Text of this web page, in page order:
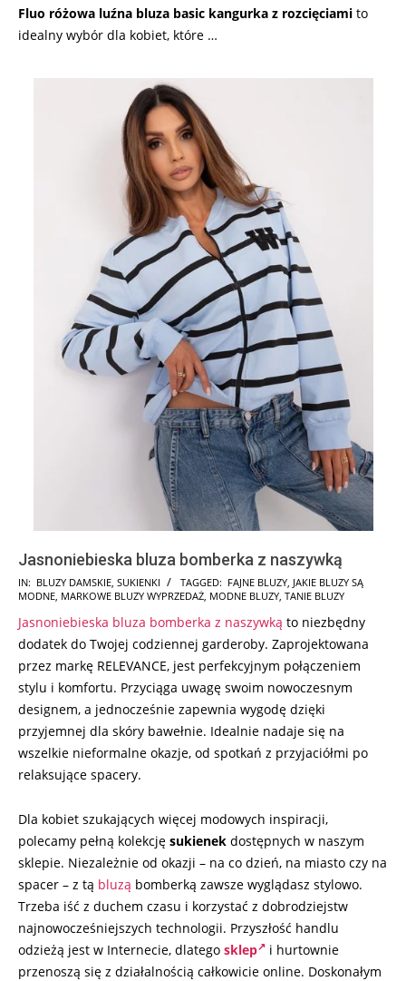
Fluo różowa luźna bluza basic kangurka z rozcięciami to
idealny wybór dla kobiet, które …
Jasnoniebieska bluza bomberka z naszywką
2024-
08-
06
IN: BLUZY DAMSKIE, SUKIENKI TAGGED: FAJNE BLUZY, JAKIE BLUZY SĄ
MODNE, MARKOWE BLUZY WYPRZEDAŻ, MODNE BLUZY, TANIE BLUZY
Jasnoniebieska bluza bomberka z naszywką to niezbędny
dodatek do Twojej codziennej garderoby. Zaprojektowana
przez markę RELEVANCE, jest perfekcyjnym połączeniem
stylu i komfortu. Przyciąga uwagę swoim nowoczesnym
designem, a jednocześnie zapewnia wygodę dzięki
przyjemnej dla skóry bawełnie. Idealnie nadaje się na
wszelkie nieformalne okazje, od spotkań z przyjaciółmi po
relaksujące spacery.
Dla kobiet szukających więcej modowych inspiracji,
polecamy pełną kolekcję sukienek dostępnych w naszym
sklepie. Niezależnie od okazji – na co dzień, na miasto czy na
spacer – z tą bluzą bomberką zawsze wyglądasz stylowo.
Trzeba iść z duchem czasu i korzystać z dobrodziejstw
najnowocześniejszych technologii. Przyszłość handlu
odzieżą jest w Internecie, dlatego sklep
i hurtownie
przenoszą się z działalnością całkowicie online. Doskonałym